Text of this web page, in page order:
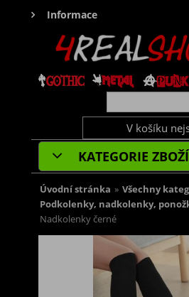
Informace
V košíku
KATEGORIE ZBOŽÍ
Úvodní stránka » Všechny
Podkolenky, nadkolenky,
Nadkolenky černé